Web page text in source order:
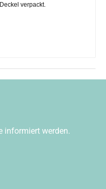
verpackt.
informiert werden.